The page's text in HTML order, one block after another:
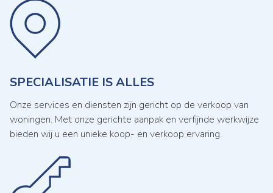
SPECIALISATIE IS ALLES
Onze services en diensten zijn gericht op de verkoop van
woningen. Met onze gerichte aanpak en verfijnde werkwijze
bieden wij u een unieke koop- en verkoop ervaring.